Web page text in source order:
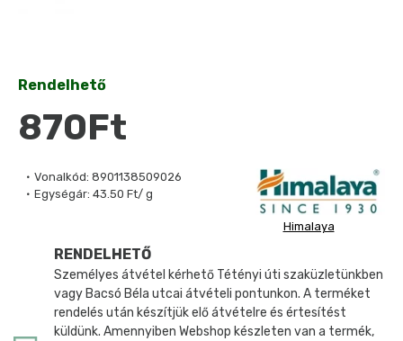
Vonalkód: 8901138509026
Egységár: 43.50 Ft/ g
Himalaya
Rendelhető
870Ft
RENDELHETŐ
Személyes átvétel kérhető Tétényi úti szaküzletünkben
vagy Bacsó Béla utcai átvételi pontunkon. A terméket
rendelés után készítjük elő átvételre és értesítést
küldünk. Amennyiben Webshop készleten van a termék,